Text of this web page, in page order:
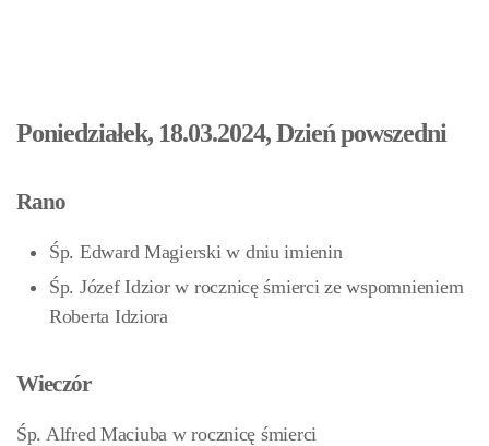
Poniedziałek, 18.03.2024, Dzień powszedni
Rano
Śp. Edward Magierski w dniu imienin
Śp. Józef Idzior w rocznicę śmierci ze wspomnieniem
Roberta Idziora
Wieczór
Śp. Alfred Maciuba w rocznicę śmierci